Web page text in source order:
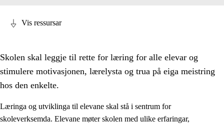
Vis ressursar
Skolen skal leggje til rette for læring for alle elevar og
stimulere motivasjonen, lærelysta og trua på eiga meistring
hos den enkelte.
Læringa og utviklinga til elevane skal stå i sentrum for
skoleverksemda. Elevane møter skolen med ulike erfaringar,